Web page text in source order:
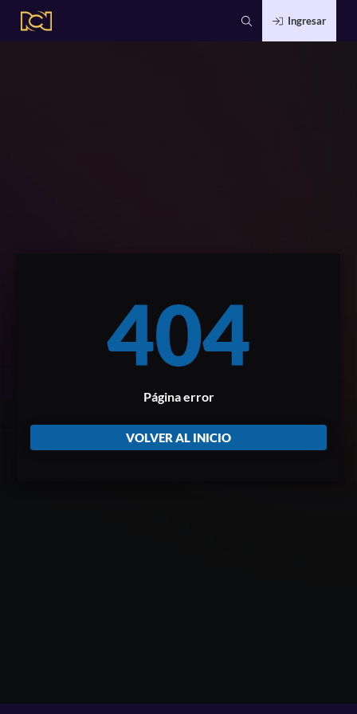
Ingresar
404
Página error
VOLVER AL INICIO